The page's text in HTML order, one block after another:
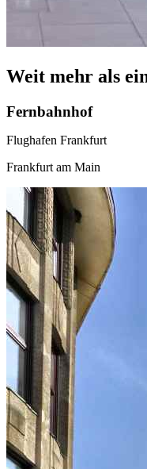
Weit mehr als
Fernbahnhof
Flughafen Frankfurt
Frankfurt am Main